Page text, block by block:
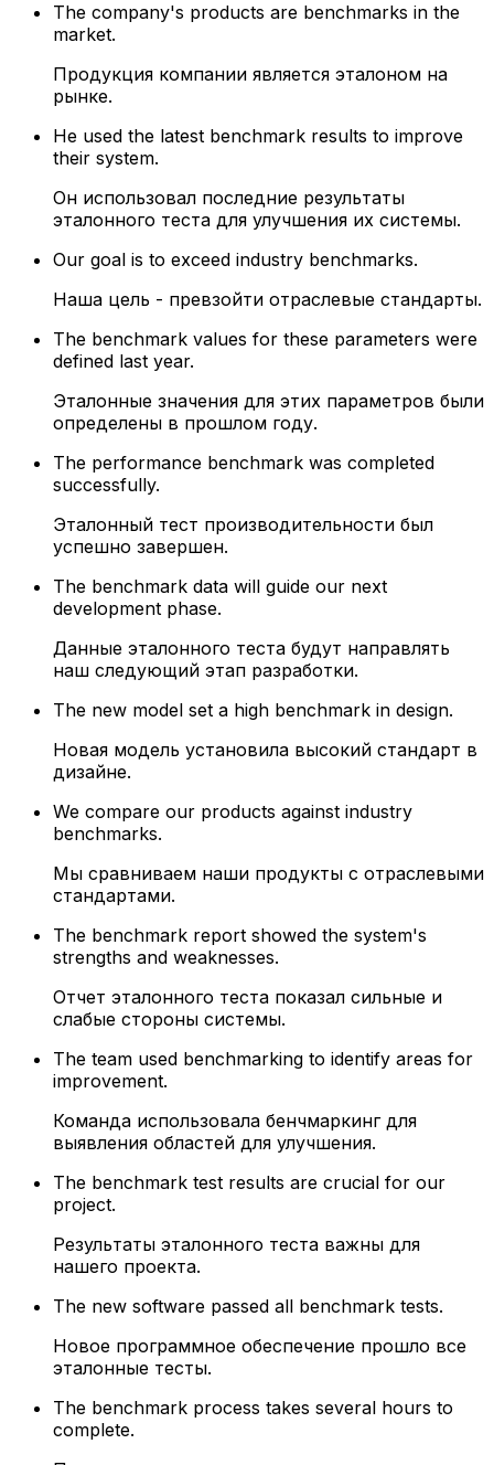
The company's products are benchmarks in the
market.
Продукция компании является эталоном на
рынке.
He used the latest benchmark results to improve
their system.
Он использовал последние результаты
эталонного теста для улучшения их системы.
Our goal is to exceed industry benchmarks.
Наша цель - превзойти отраслевые стандарты.
The benchmark values for these parameters were
defined last year.
Эталонные значения для этих параметров были
определены в прошлом году.
The performance benchmark was completed
successfully.
Эталонный тест производительности был
успешно завершен.
The benchmark data will guide our next
development phase.
Данные эталонного теста будут направлять
наш следующий этап разработки.
The new model set a high benchmark in design.
Новая модель установила высокий стандарт в
дизайне.
We compare our products against industry
benchmarks.
Мы сравниваем наши продукты с отраслевыми
стандартами.
The benchmark report showed the system's
strengths and weaknesses.
Отчет эталонного теста показал сильные и
слабые стороны системы.
The team used benchmarking to identify areas for
improvement.
Команда использовала бенчмаркинг для
выявления областей для улучшения.
The benchmark test results are crucial for our
project.
Результаты эталонного теста важны для
нашего проекта.
The new software passed all benchmark tests.
Новое программное обеспечение прошло все
эталонные тесты.
The benchmark process takes several hours to
complete.